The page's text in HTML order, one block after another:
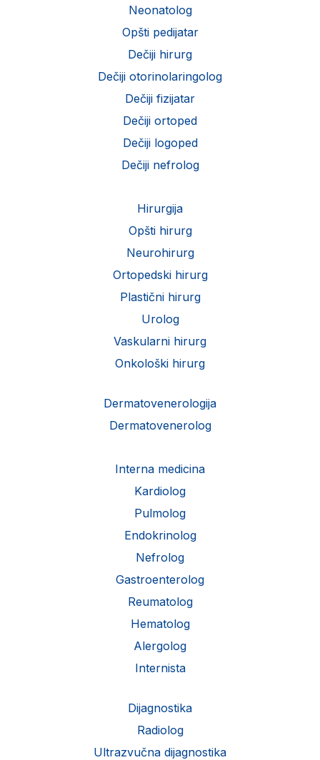
Neonatolog
Opšti pedijatar
Dečiji hirurg
Dečiji otorinolaringolog
Dečiji fizijatar
Dečiji ortoped
Dečiji logoped
Dečiji nefrolog
Hirurgija
Opšti hirurg
Neurohirurg
Ortopedski hirurg
Plastični hirurg
Urolog
Vaskularni hirurg
Onkološki hirurg
Dermatovenerologija
Dermatovenerolog
Interna medicina
Kardiolog
Pulmolog
Endokrinolog
Nefrolog
Gastroenterolog
Reumatolog
Hematolog
Alergolog
Internista
Dijagnostika
Radiolog
Ultrazvučna dijagnostika